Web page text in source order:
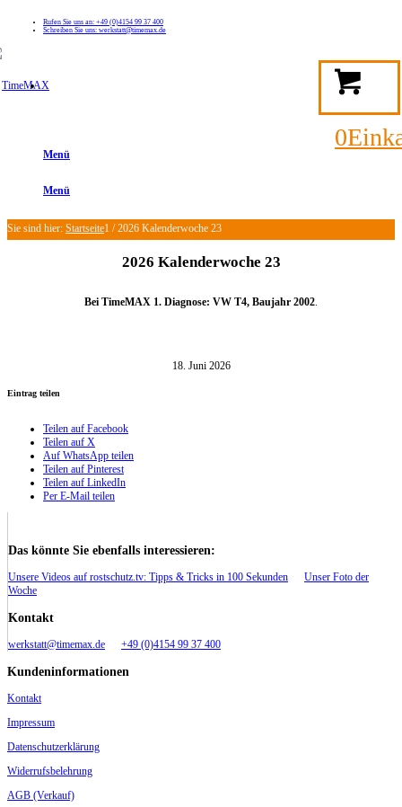
Rufen Sie uns an: +49 (0)4154 99 37 400
Schreiben Sie uns: werkstatt@timemax.de
0
Menü
Menü
Sie sind hier: Startseite1 / 2026 Kalenderwoche 23
2026 Kalenderwoche 23
Bei TimeMAX 1. Diagnose: VW T4, Baujahr 2002.
18. Juni 2026
Eintrag teilen
Teilen auf Facebook
Teilen auf X
Auf WhatsApp teilen
Teilen auf Pinterest
Teilen auf LinkedIn
Per E-Mail teilen
Das könnte Sie ebenfalls interessieren:
Unsere Videos auf rostschutz.tv: Tipps & Tricks in 100 Sekunden
Unser Foto der
Woche
Kontakt
werkstatt@timemax.de +49 (0)4154 99 37 400
Kundeninformationen
Kontakt
Impressum
Datenschutzerklärung
Widerrufsbelehrung
AGB (Verkauf)